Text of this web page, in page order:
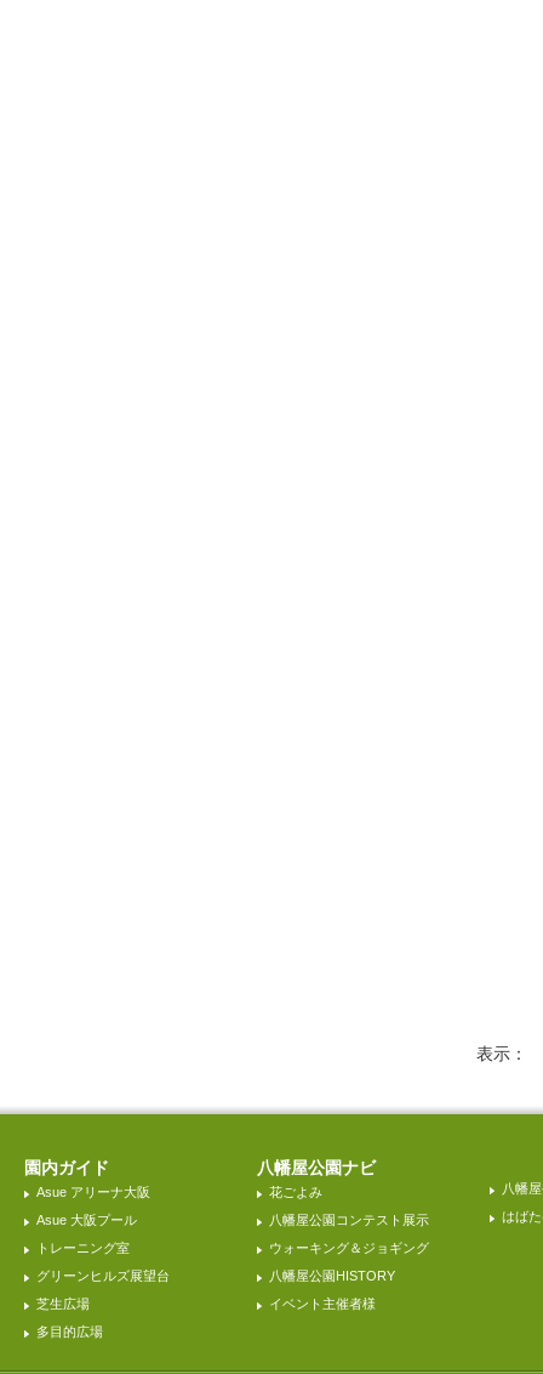
表示：
園内ガイド
Asue アリーナ大阪
Asue 大阪プール
トレーニング室
グリーンヒルズ展望台
芝生広場
多目的広場
八幡屋公園ナビ
花ごよみ
八幡屋公園コンテスト展示
ウォーキング＆ジョギング
八幡屋公園HISTORY
イベント主催者様
八幡
はば